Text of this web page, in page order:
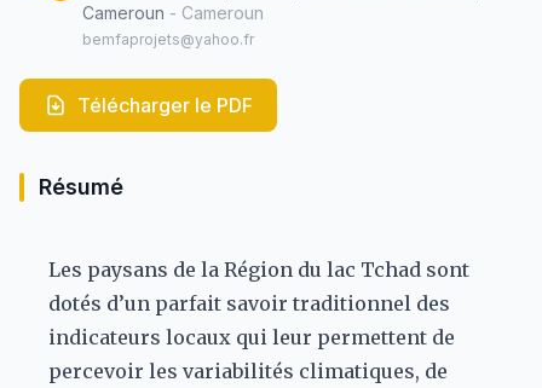
Cameroun - Cameroun
bemfaprojets@yahoo.fr
Télécharger le PDF
Résumé
Les paysans de la Région du lac Tchad sont
dotés d’un parfait savoir traditionnel des
indicateurs locaux qui leur permettent de
percevoir les variabilités climatiques, de